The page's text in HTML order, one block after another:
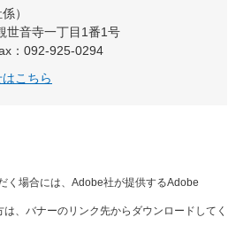
係
世音寺一丁目1番1号
：092-925-0294
こちら
く場合には、Adobe社が提供するAdobe
、バナーのリンク先からダウンロードしてく